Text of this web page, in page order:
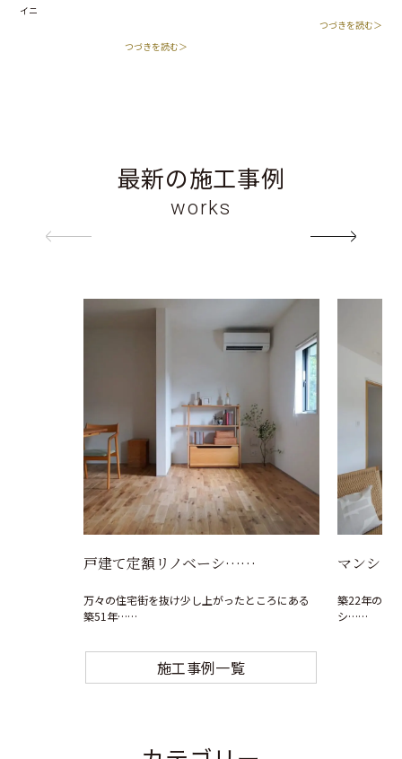
イニ
つづきを読む＞
つづきを読む＞
最新の施工事例
works
戸建て定額リノベーシ……
万々の住宅街を抜け少し上がったところにある
築51年……
マンシ
築22年のマ
シ……
施工事例一覧